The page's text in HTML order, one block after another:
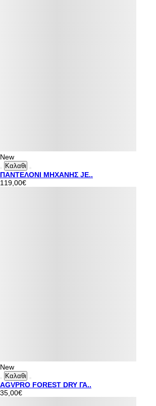
New
Καλαθι
ΠΑΝΤΕΛΟΝΙ ΜΗΧΑΝΗΣ JE..
119,00€
New
Καλαθι
AGVPRO FOREST DRY ΓΑ..
35,00€